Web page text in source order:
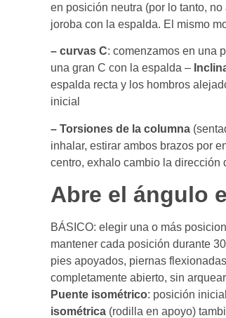
en posición neutra (por lo tanto,
joroba con la espalda. El mismo
– curvas C: comenzamos en una
una gran C con la espalda –
espalda recta y los hombros
inicial
– Torsiones de la columna
inhalar, estirar ambos brazos por
centro, exhalo cambio la dirección
Abre el ángulo
BÁSICO: elegir una o más
mantener cada posición durante
pies apoyados, piernas
completamente abierto, sin
Puente isométrico: posición
isométrica (rodilla en apoyo)